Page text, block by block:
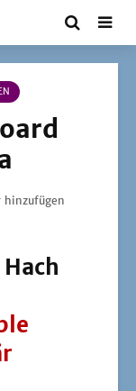
hinzufügen